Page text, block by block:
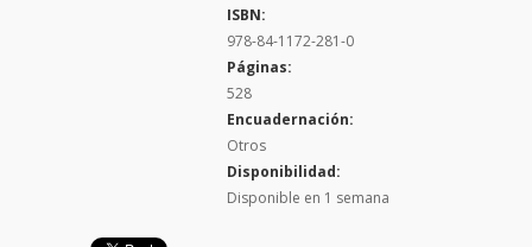
ISBN:
978-84-1172-281-0
Páginas:
528
Encuadernación:
Otros
Disponibilidad:
Disponible en 1 semana